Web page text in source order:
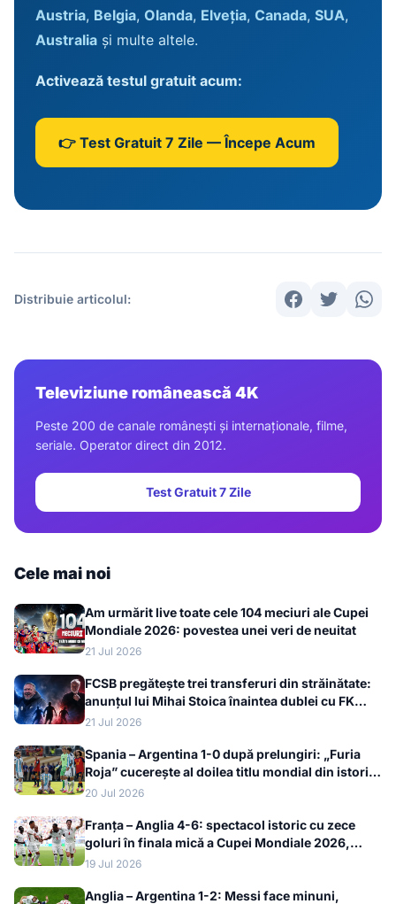
Austria, Belgia, Olanda, Elveția, Canada, SUA,
Australia și multe altele.
Activează testul gratuit acum:
👉 Test Gratuit 7 Zile — Începe Acum
Distribuie articolul:
Televiziune românească 4K
Peste 200 de canale românești și internaționale, filme,
seriale. Operator direct din 2012.
Test Gratuit 7 Zile
Cele mai noi
Am urmărit live toate cele 104 meciuri ale Cupei
Mondiale 2026: povestea unei veri de neuitat
21 Jul 2026
FCSB pregătește trei transferuri din străinătate:
anunțul lui Mihai Stoica înaintea dublei cu FK
Auda
21 Jul 2026
Spania – Argentina 1-0 după prelungiri: „Furia
Roja” cucerește al doilea titlu mondial din istorie
la Cupa Mondială 2026
20 Jul 2026
Franța – Anglia 4-6: spectacol istoric cu zece
goluri în finala mică a Cupei Mondiale 2026,
bronzul merge la englezi
19 Jul 2026
Anglia – Argentina 1-2: Messi face minuni,